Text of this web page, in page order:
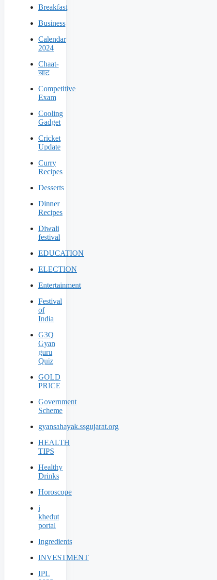
Breakfast
Business
Calendar
2024
Chaat-
चाट
Competitive
Exam
Cooling
Gadget
Cricket
Update
Curry
Recipes
Desserts
Dinner
Recipes
Diwali
festival
EDUCATION
ELECTION
Entertainment
Festival
of
India
G3Q
Gyan
guru
Quiz
GOLD
PRICE
Government
Scheme
gyansahayak.ssgujarat.org
HEALTH
TIPS
Healthy
Drinks
Horoscope
i
khedut
portal
Ingredients
INVESTMENT
IPL